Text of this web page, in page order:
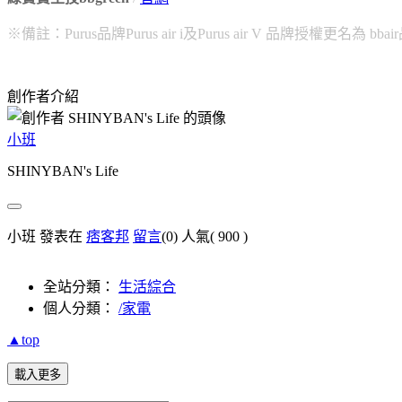
※備註：Purus品牌Purus air i及Purus air V 品牌授權更名為
創作者介紹
小班
SHINYBAN's Life
小班 發表在 痞客邦 留言(0) 人氣( 900 )
全站分類： 生活綜合
個人分類： /家電
▲top
載入更多